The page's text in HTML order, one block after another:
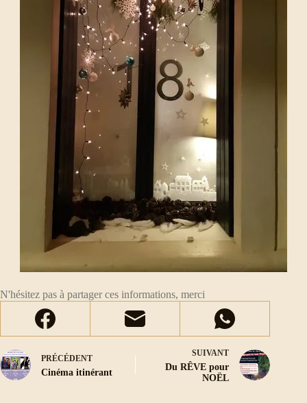
N'hésitez pas à partager ces informations, merci
PRÉCÉDENT
Cinéma itinérant
SUIVANT
Du RÊVE pour
NOËL